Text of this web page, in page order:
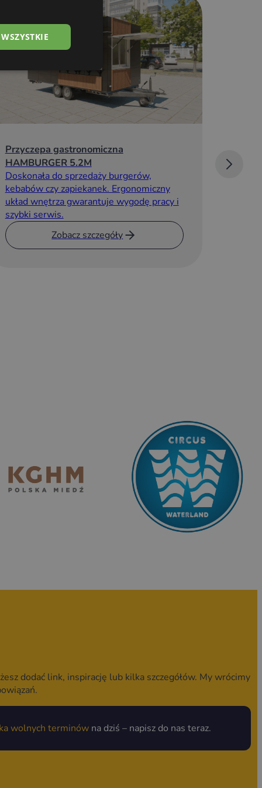
Przyczepa gastronomiczna
HAMBURGER 5.2M
Doskonała do sprzedaży burgerów,
kebabów czy zapiekanek. Ergonomiczny
układ wnętrza gwarantuje wygodę pracy i
szybki serwis.
Zobacz szczegóły
dodać link, inspirację lub kilka szczegółów. My wrócimy
wolnych terminów na dziś – napisz do nas teraz.